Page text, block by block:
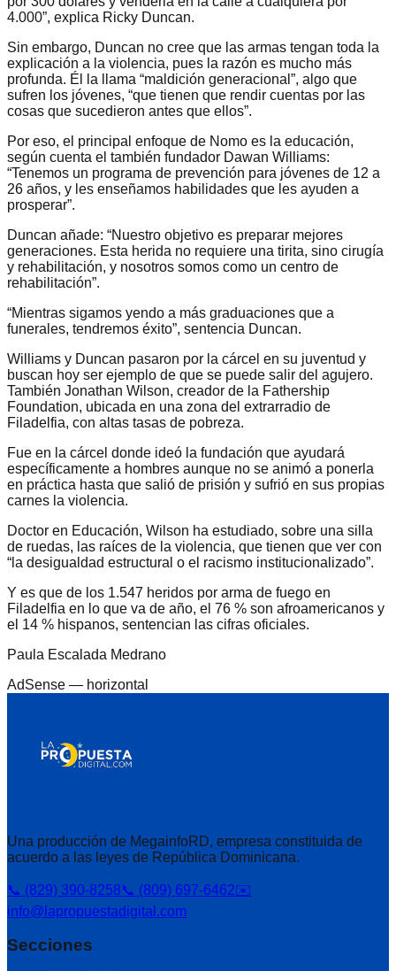
4.000”, explica Ricky Duncan.
Sin embargo, Duncan no cree que las armas tengan toda la
explicación a la violencia, pues la razón es mucho más
profunda. Él la llama “maldición generacional”, algo que
sufren los jóvenes, “que tienen que rendir cuentas por las
cosas que sucedieron antes que ellos”.
Por eso, el principal enfoque de Nomo es la educación,
según cuenta el también fundador Dawan Williams:
“Tenemos un programa de prevención para jóvenes de 12 a
26 años, y les enseñamos habilidades que les ayuden a
prosperar”.
Duncan añade: “Nuestro objetivo es preparar mejores
generaciones. Esta herida no requiere una tirita, sino cirugía
y rehabilitación, y nosotros somos como un centro de
rehabilitación”.
“Mientras sigamos yendo a más graduaciones que a
funerales, tendremos éxito”, sentencia Duncan.
Williams y Duncan pasaron por la cárcel en su juventud y
buscan hoy ser ejemplo de que se puede salir del agujero.
También Jonathan Wilson, creador de la Fathership
Foundation, ubicada en una zona del extrarradio de
Filadelfia, con altas tasas de pobreza.
Fue en la cárcel donde ideó la fundación que ayudará
específicamente a hombres aunque no se animó a ponerla
en práctica hasta que salió de prisión y sufrió en sus propias
carnes la violencia.
Doctor en Educación, Wilson ha estudiado, sobre una silla
de ruedas, las raíces de la violencia, que tienen que ver con
“la desigualdad estructural o el racismo institucionalizado”.
Y es que de los 1.547 heridos por arma de fuego en
Filadelfia en lo que va de año, el 76 % son afroamericanos y
el 14 % hispanos, sentencian las cifras oficiales.
Paula Escalada Medrano
AdSense — horizontal
Una producción de MegainfoRD, empresa constituida de
acuerdo a las leyes de República Dominicana.
📞 (829) 390-8258📞 (809) 697-6462✉️
info@lapropuestadigital.com
Secciones